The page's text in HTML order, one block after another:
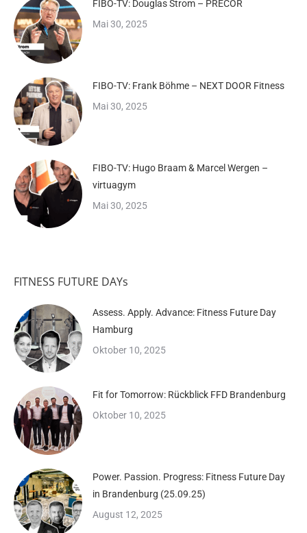
FIBO-TV: Douglas Strom – PRECOR
Mai 30, 2025
FIBO-TV: Frank Böhme – NEXT DOOR Fitness
Mai 30, 2025
FIBO-TV: Hugo Braam & Marcel Wergen –
virtuagym
Mai 30, 2025
FITNESS FUTURE DAYs
Assess. Apply. Advance: Fitness Future Day
Hamburg
Oktober 10, 2025
Fit for Tomorrow: Rückblick FFD Brandenburg
Oktober 10, 2025
Power. Passion. Progress: Fitness Future Day
in Brandenburg (25.09.25)
August 12, 2025